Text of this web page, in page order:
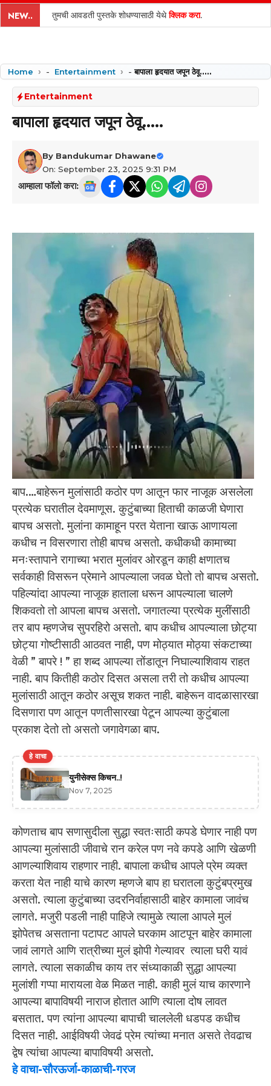
content
NEW.. तुमची आवडती पुस्तके शोधण्यासाठी येथेक्लिक करा.
Home - Entertainment -बापाला हृदयात जपून ठेवू..…
Entertainment
बापाला हृदयात जपून ठेवू..…
By Bandukumar Dhawane
On: September 23, 2025 9:31 PM
आम्हाला फॉलो करा:
बाप.…बाहेरून मुलांसाठी कठोर पण आतून फार नाजूक असलेला
प्रत्येक घरातील देवमाणूस. कुटुंबाच्या हिताची काळजी घेणारा
बापच असतो. मुलांना कामाहून परत येताना खाऊ आणायला
कधीच न विसरणारा तोही बापच असतो. कधीकधी कामाच्या
मनःस्तापाने रागाच्या भरात मुलांवर ओरडून काही क्षणातच
सर्वकाही विसरून प्रेमाने आपल्याला जवळ घेतो तो बापच असतो.
पहिल्यांदा आपल्या नाजूक हाताला धरून आपल्याला चालणे
शिकवतो तो आपला बापच असतो. जगातल्या प्रत्येक मुलींसाठी
तर बाप म्हणजेच सुपरहिरो असतो. बाप कधीच आपल्याला छोट्या
छोट्या गोष्टीसाठी आठवत नाही, पण मोठ्यात मोठ्या संकटाच्या
वेळी ” बापरे ! ” हा शब्द आपल्या तोंडातून निघाल्याशिवाय राहत
नाही. बाप कितीही कठोर दिसत असला तरी तो कधीच आपल्या
मुलांसाठी आतून कठोर असूच शकत नाही. बाहेरून वादळासारखा
दिसणारा पण आतून पणतीसारखा पेटून आपल्या कुटुंबाला
प्रकाश देतो तो असतो जगावेगळा बाप.
हे वाचा
युनीसेक्स किचन..!
Nov 7, 2025
कोणताच बाप सणासुदीला सुद्धा स्वतःसाठी कपडे घेणार नाही पण
आपल्या मुलांसाठी जीवाचे रान करेल पण नवे कपडे आणि खेळणी
आणल्याशिवाय राहणार नाही. बापाला कधीच आपले प्रेम व्यक्त
करता येत नाही याचे कारण म्हणजे बाप हा घरातला कुटुंबप्रमुख
असतो. त्याला कुटुंबाच्या उदरनिर्वाहासाठी बाहेर कामाला जावंच
लागते. मजुरी पडली नाही पाहिजे त्यामुळे त्याला आपले मुलं
झोपेतच असताना पटापट आपले घरकाम आटपून बाहेर कामाला
जावं लागते आणि रात्रीच्या मुलं झोपी गेल्यावर त्याला घरी यावं
लागते. त्याला सकाळीच काय तर संध्याकाळी सुद्धा आपल्या
मुलांशी गप्पा मारायला वेळ मिळत नाही. काही मुलं याच कारणाने
आपल्या बापाविषयी नाराज होतात आणि त्याला दोष लावत
बसतात. पण त्यांना आपल्या बापाची चाललेली धडपड कधीच
दिसत नाही. आईविषयी जेवढं प्रेम त्यांच्या मनात असते तेवढाच
द्वेष त्यांचा आपल्या बापाविषयी असतो.
हे वाचा-सौरऊर्जा-काळाची-गरज